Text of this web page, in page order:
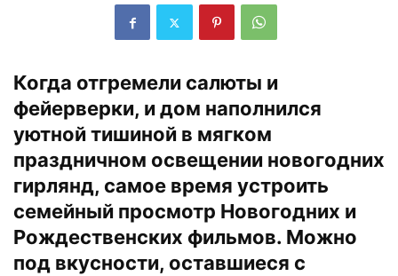
Когда отгремели салюты и
фейерверки, и дом наполнился
уютной тишиной в мягком
праздничном освещении новогодних
гирлянд, самое время устроить
семейный просмотр Новогодних и
Рождественских фильмов. Можно
под вкусности, оставшиеся с